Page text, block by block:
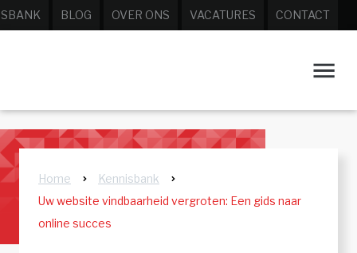
BLOG OVER ONS VACATURES CONTACT
Home
Kennisbank
Uw website vindbaarheid vergroten: Een gids naar
online succes